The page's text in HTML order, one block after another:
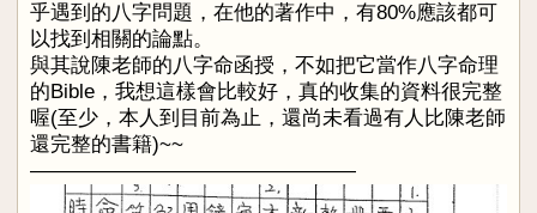
乎遇到的八字問題，在他的著作中，有80%應該都可
以找到相關的論點。
與其說陳老師的八字命函授，不如把它當作八字命理
的Bible，我想這樣會比較好，真的收集的資料很完整
喔(至少，本人到目前為止，還尚未看過有人比陳老師
還完整的書籍)~~
————————————————